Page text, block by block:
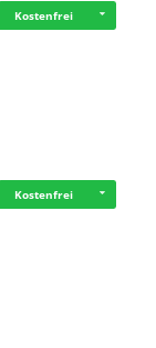
Kostenfrei
Kostenfrei